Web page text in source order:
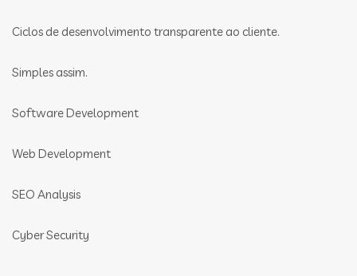
Ciclos de desenvolvimento transparente ao cliente.
Simples assim.
Software Development
Web Development
SEO Analysis
Cyber Security